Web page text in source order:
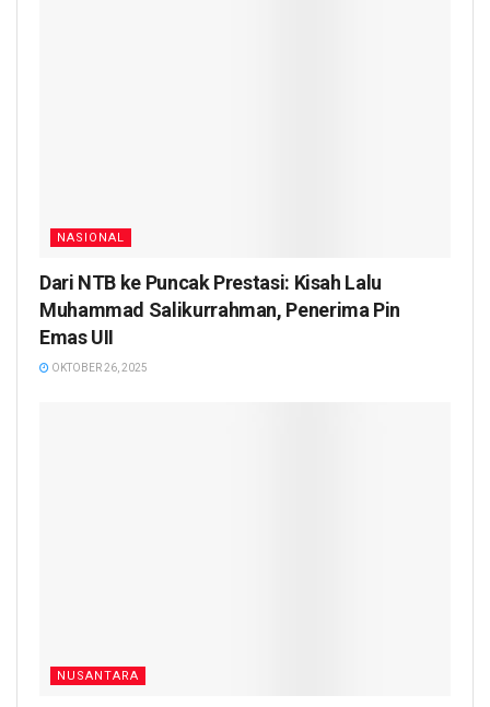
NASIONAL
Dari NTB ke Puncak Prestasi: Kisah Lalu
Muhammad Salikurrahman, Penerima Pin
Emas UII
OKTOBER 26, 2025
NUSANTARA